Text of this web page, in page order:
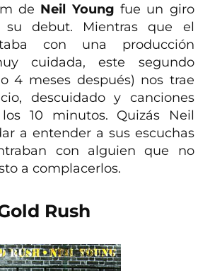
de Neil Young fue un giro
su debut. Mientras que el
con una producción
cuidada, este segundo
4 meses después) nos trae
descuidado y canciones
10 minutos. Quizás Neil
a entender a sus escuchas
con alguien que no
a complacerlos.
Rush